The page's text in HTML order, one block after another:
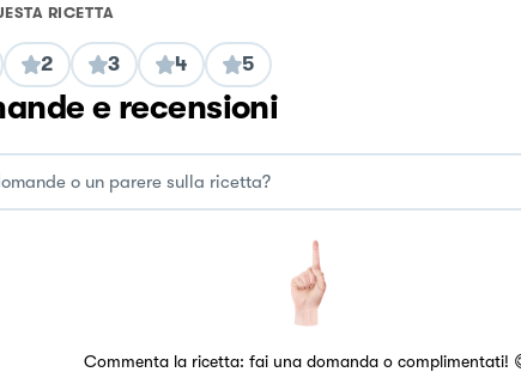
RICETTA
2 3 4 5
e recensioni
Commenta la ricetta: fai una domanda o complimentati!